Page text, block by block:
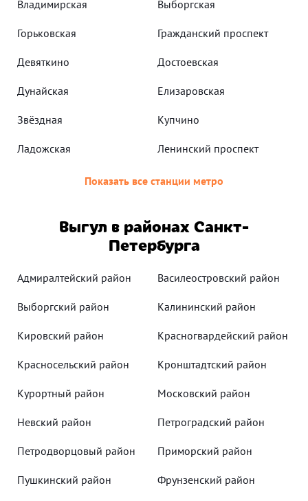
Владимирская Выборгская
Горьковская Гражданский проспект
Девяткино Достоевская
Дунайская Елизаровская
Звёздная Купчино
Ладожская Ленинский проспект
Показать все станции метро
Выгул в районах Санкт-
Петербурга
Адмиралтейский район Василеостровский район
Выборгский район Калининский район
Кировский район Красногвардейский район
Красносельский район Кронштадтский район
Курортный район Московский район
Невский район Петроградский район
Петродворцовый район Приморский район
Пушкинский район Фрунзенский район